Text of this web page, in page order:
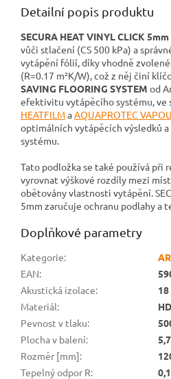
Detailní popis produktu
SECURA HEAT VINYL CLICK 5mm
vůči stlačení (CS 500 kPa) a
vytápění fólií, díky vhodně
(R=0.17 m²K/W), což z něj činí
SAVING FLOORING SYSTEM od
efektivitu vytápěcího systému, ve
HEATFILMaAQUAPROTEC
optimálních vytápěcích výsledků a
systému.
Tato podložka se také používá při
vyrovnat výškové rozdíly mezi
obětovány vlastnosti vytápění.
5mm zaručuje ochranu podlahy a
Doplňkové parametry
Kategorie:
EAN:
Akustická izolace:
18
Materiál:
Pevnost v tlaku:
Plocha v balení:
Rozměr [mm]:
Tepelný odpor R: